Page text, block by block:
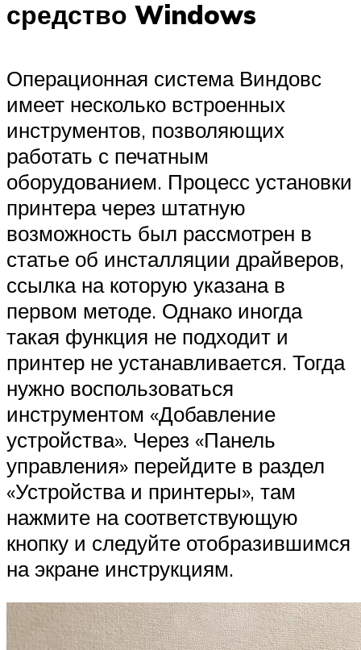
средство Windows
Операционная система Виндовс
имеет несколько встроенных
инструментов, позволяющих
работать с печатным
оборудованием. Процесс установки
принтера через штатную
возможность был рассмотрен в
статье об инсталляции драйверов,
ссылка на которую указана в
первом методе. Однако иногда
такая функция не подходит и
принтер не устанавливается. Тогда
нужно воспользоваться
инструментом «Добавление
устройства». Через «Панель
управления» перейдите в раздел
«Устройства и принтеры», там
нажмите на соответствующую
кнопку и следуйте отобразившимся
на экране инструкциям.